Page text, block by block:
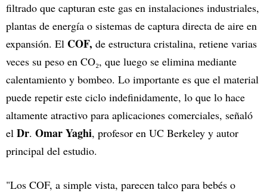
filtrado que capturan este gas en instalaciones industriales,
plantas de energía o sistemas de captura directa de aire en
expansión. El COF, de estructura cristalina, retiene varias
veces su peso en CO₂, que luego se elimina mediante
calentamiento y bombeo. Lo importante es que el material
puede repetir este ciclo indefinidamente, lo que lo hace
altamente atractivo para aplicaciones comerciales, señaló
el Dr. Omar Yaghi, profesor en UC Berkeley y autor
principal del estudio.
"Los COF, a simple vista, parecen talco para bebés o